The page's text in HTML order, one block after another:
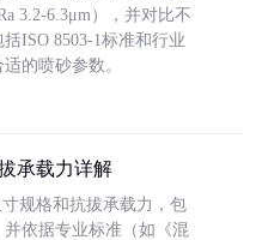
3.2-6.3μm），并对比不
ISO 8503-1标准和行业
的喷砂参数。
承载力详解
规格和抗拔承载力，包
依据专业标准（如《混